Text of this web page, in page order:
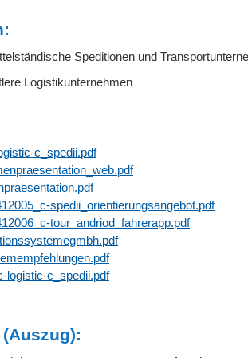
Speditionen und
Logistikunternehmen
c_spedii.pdf
spedii_orientierungsangebot.pdf
tour_andriod_fahrerapp.pdf
logistic-c_spedii.pdf